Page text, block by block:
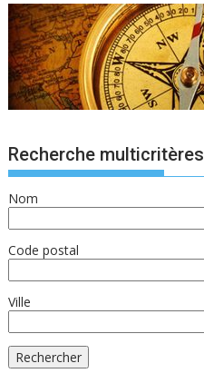
Recherche multicritères
Nom
Code postal
Ville